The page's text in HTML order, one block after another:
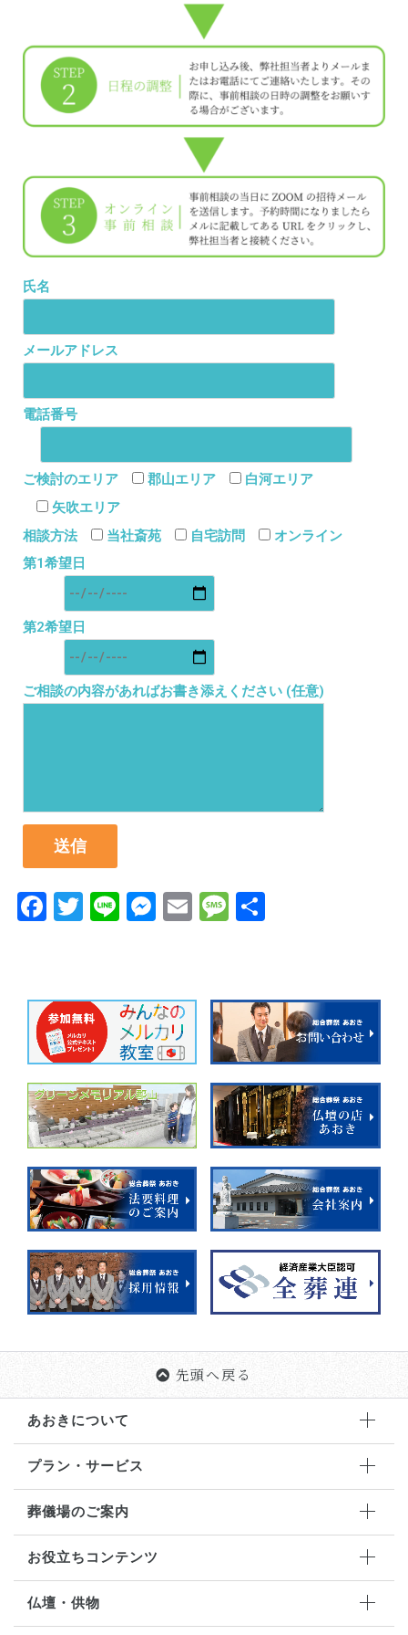
氏名
メールアドレス
電話番号
ご検討のエリア 郡山エリア
白河エリア
矢吹エリア
相談方法
当社斎苑 自宅訪問
オンライン
第1希望日
第2希望日
ご相談の内容があればお書き添えください (任意)
Facebook
Twitter
LineMessenger
EmailMessage
先頭へ戻る
あおきについて
プラン・サービス
葬儀場のご案内
お役立ちコンテンツ
仏壇・供物